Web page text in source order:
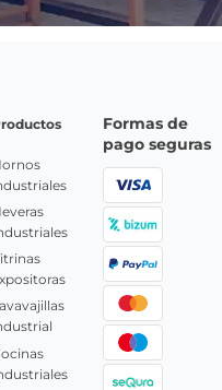
Formas de
pago seguras